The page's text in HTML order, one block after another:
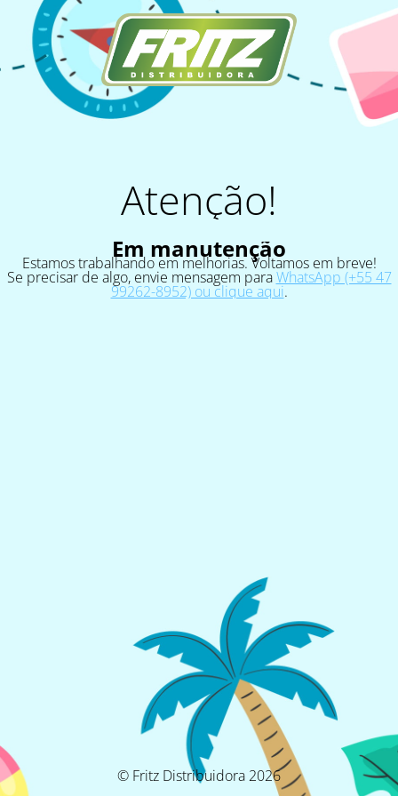
Atenção!
Em manutenção
Estamos trabalhando em melhorias. Voltamos em breve!
Se precisar de algo, envie mensagem paraWhatsApp (+55 47
99262-8952) ou clique aqui.
© Fritz Distribuidora 2026